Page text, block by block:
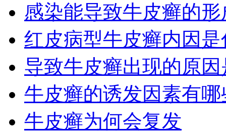
感染能导致牛皮癣的形
红皮病型牛皮癣内因是
导致牛皮癣出现的原
牛皮癣的诱发因素有哪
牛皮癣为何会复发